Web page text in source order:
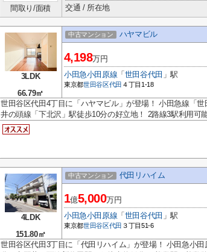
間取り/面積
交通 / 所在地
3LDK
66.79㎡
中古マンション ハヤマビル
4,198万円
小田急小田原線 「 世田谷代田 」駅
東京都世田谷区代田 ４丁目1-18
世田谷区代田4丁目に「ハヤマビル」が登場！ 小田急線「
井の頭線「下北沢」駅徒歩10分の好立地！ 2路線3駅利用可
4LDK
151.80㎡
中古マンション 代田リハイム
1億5,000万円
小田急小田原線 「 世田谷代田 」駅
東京都世田谷区代田 ３丁目51-6
世田谷区代田3丁目に「代田リハイム」が登場！ 小田急小